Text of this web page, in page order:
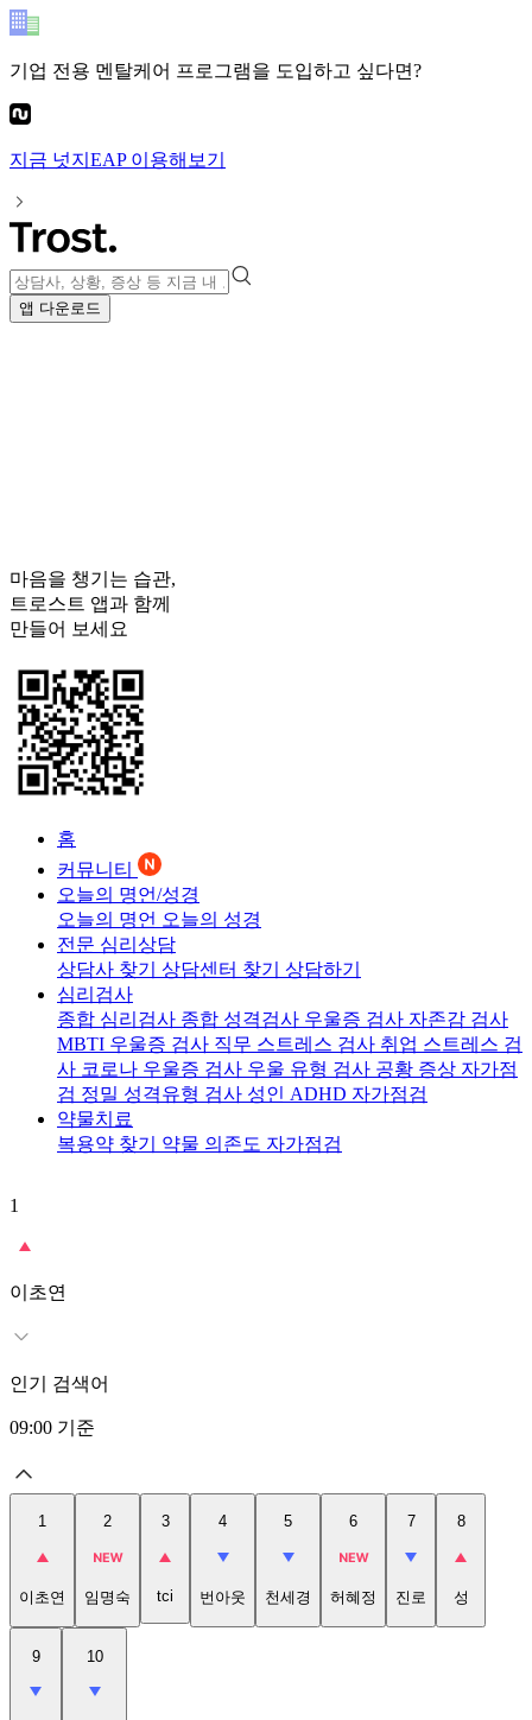
기업 전용 멘탈케어 프로그램을 도입하고 싶다면?
지금 넛지EAP이용해보기
앱 다운로드
마음을 챙기는 습관,
트로스트 앱과 함께
만들어 보세요
홈
커뮤니티
오늘의 명언/성경
오늘의 명언 오늘의 성경
전문 심리상담
상담사 찾기 상담센터 찾기 상담하기
심리검사
종합 심리검사 종합 성격검사 우울증 검사 자존감 검사
MBTI 우울증 검사 직무 스트레스 검사 취업 스트레스 검
사 코로나 우울증 검사 우울 유형 검사 공황 증상 자가점
검 정밀 성격유형 검사 성인 ADHD 자가점검
약물치료
복용약 찾기 약물 의존도 자가점검
1
이초연
인기 검색어
09:00 기준
1
이초연
2
임명숙
3
tci
4
번아웃
5
천세경
6
허혜정
7
진로
8
성
9 10